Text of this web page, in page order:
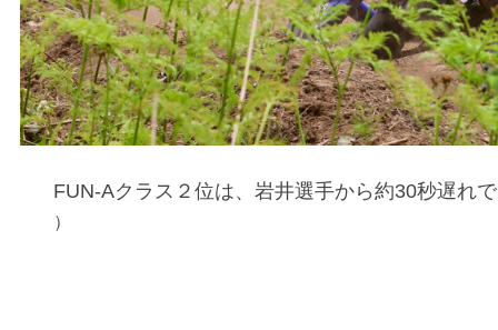
FUN-Aクラス２位は、岩井選手から約30秒遅れ
）